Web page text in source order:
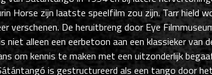
Horse zijn laatste speelfilm zou zijn. Tarr hield
verschenen. De heruitbreng door Eye
alleen een eerbetoon aan een klassieker van
om kennis te maken met een uitzonderlijk
is gestructureerd als een tango door